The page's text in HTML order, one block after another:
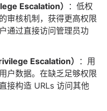
Escalation）
：低权
审核机制，获得更高权限
通过直接访问管理员功
Escalation）
：用
户数据。在缺乏足够权限
接构造 URLs 访问其他